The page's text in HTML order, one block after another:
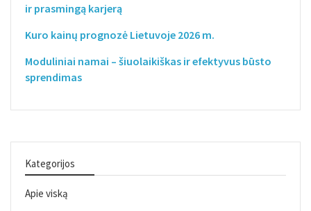
ir prasmingą karjerą
Kuro kainų prognozė Lietuvoje 2026 m.
Moduliniai namai – šiuolaikiškas ir efektyvus būsto
sprendimas
Kategorijos
Apie viską